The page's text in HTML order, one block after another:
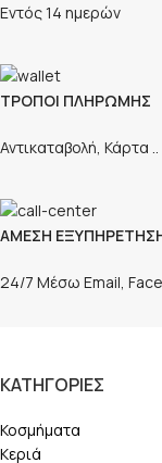
Εντός 14 ημερών
ΤΡΟΠΟΙ ΠΛΗΡΩΜΗΣ
Αντικαταβολή, Κάρτα ..
ΑΜΕΣΗ
24/7 Μέσω Email,
ΚΑΤΗΓΟΡΙΕΣ
Κοσμήματα
Κεριά